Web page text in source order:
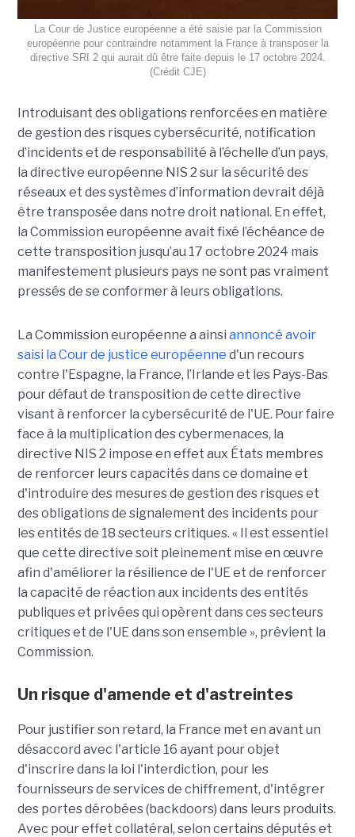
La Cour de Justice européenne a été saisie par la Commission
européenne pour contraindre notamment la France à transposer la
directive SRI 2 qui aurait dû être faite depuis le 17 octobre 2024.
(Crédit CJE)
Introduisant des obligations renforcées en matière
de gestion des risques cybersécurité, notification
d’incidents et de responsabilité à l’échelle d’un pays,
la directive européenne NIS 2 sur la sécurité des
réseaux et des systèmes d’information devrait déjà
être transposée dans notre droit national. En effet,
la Commission européenne avait fixé l’échéance de
cette transposition jusqu’au 17 octobre 2024 mais
manifestement plusieurs pays ne sont pas vraiment
pressés de se conformer à leurs obligations.
La Commission européenne a ainsi annoncé avoir
saisi la Cour de justice européenne d'un recours
contre l'Espagne, la France, l’Irlande et les Pays-Bas
pour défaut de transposition de cette directive
visant à renforcer la cybersécurité de l'UE. Pour faire
face à la multiplication des cybermenaces, la
directive NIS 2 impose en effet aux États membres
de renforcer leurs capacités dans ce domaine et
d'introduire des mesures de gestion des risques et
des obligations de signalement des incidents pour
les entités de 18 secteurs critiques. « Il est essentiel
que cette directive soit pleinement mise en œuvre
afin d'améliorer la résilience de l'UE et de renforcer
la capacité de réaction aux incidents des entités
publiques et privées qui opèrent dans ces secteurs
critiques et de l'UE dans son ensemble », prévient la
Commission.
Un risque d'amende et d'astreintes
Pour justifier son retard, la France met en avant un
désaccord avec l'article 16 ayant pour objet
d'inscrire dans la loi l'interdiction, pour les
fournisseurs de services de chiffrement, d'intégrer
des portes dérobées (backdoors) dans leurs produits.
Avec pour effet collatéral, selon certains députés et